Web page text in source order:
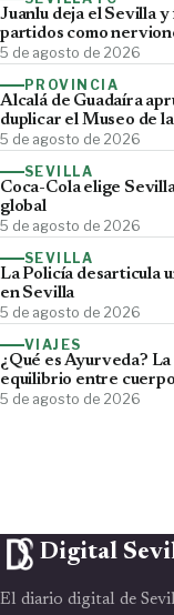
Juanlu deja el Sevilla
partidos como
5 de agosto de 2026
PROVINCIA
Alcalá de Guadaíra
duplicar el Museo de
5 de agosto de 2026
SEVILLA
Coca-Cola elige
global
5 de agosto de 2026
SEVILLA
La Policía desarticula
en Sevilla
5 de agosto de 2026
VIAJES
¿Qué es Ayurveda?
equilibrio entre
5 de agosto de 2026
Digital
El diario digital de